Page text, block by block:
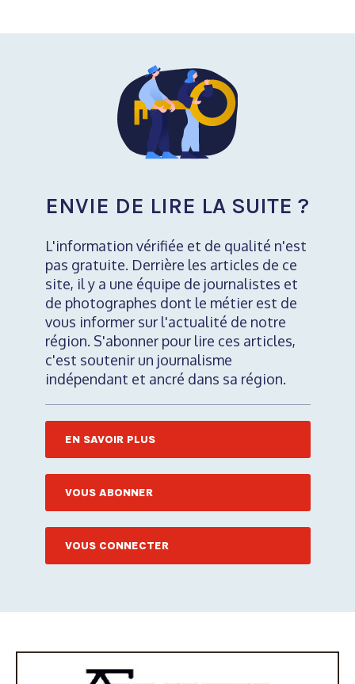
ENVIE DE LIRE LA SUITE ?
L'information vérifiée et de qualité n'est
pas gratuite. Derrière les articles de ce
site, il y a une équipe de journalistes et
de photographes dont le métier est de
vous informer sur l'actualité de notre
région. S'abonner pour lire ces articles,
c'est soutenir un journalisme
indépendant et ancré dans sa région.
EN SAVOIR PLUS
VOUS ABONNER
VOUS CONNECTER